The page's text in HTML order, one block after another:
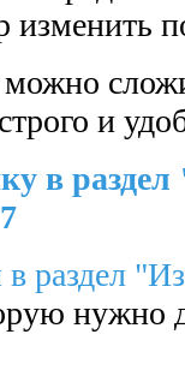
изменить
можно
и
в
раздел
нужно